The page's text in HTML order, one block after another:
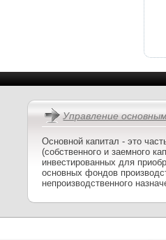
Управление
Основной капитал - это
(собственного и заемного
инвестированных для
основных фондов
непроизводственного